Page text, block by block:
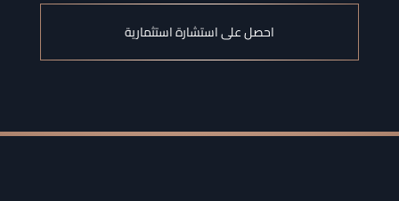
احصل على استشارة استثمارية